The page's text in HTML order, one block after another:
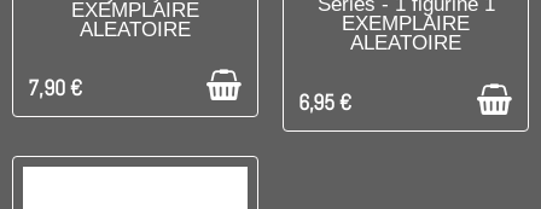
EXEMPLAIRE
ALEATOIRE
7,90 €
Series - 1 figurine 1
EXEMPLAIRE
ALEATOIRE
6,95 €